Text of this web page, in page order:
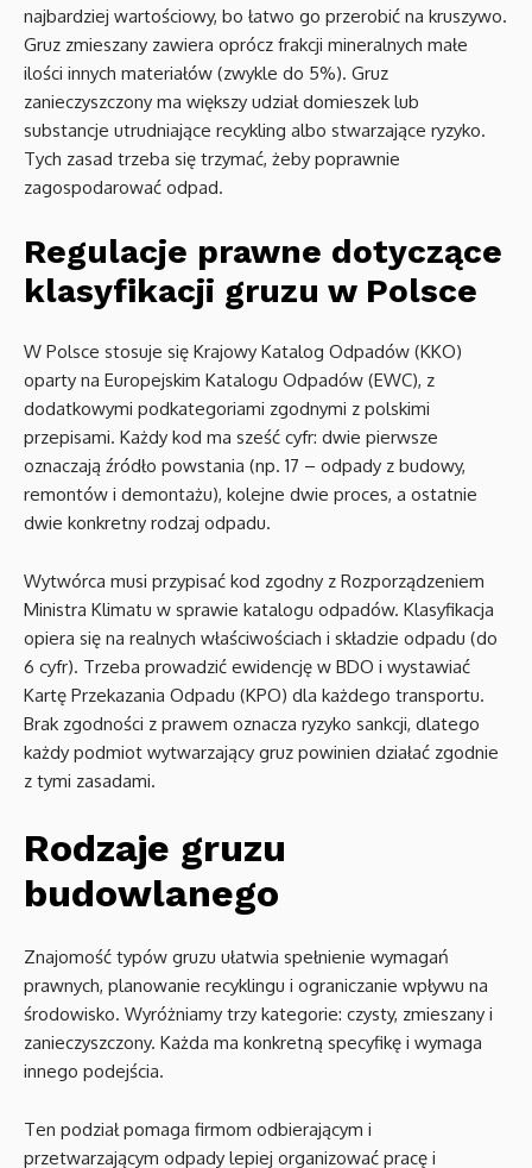
najbardziej wartościowy, bo łatwo go przerobić na kruszywo.
Gruz zmieszany zawiera oprócz frakcji mineralnych małe
ilości innych materiałów (zwykle do 5%). Gruz
zanieczyszczony ma większy udział domieszek lub
substancje utrudniające recykling albo stwarzające ryzyko.
Tych zasad trzeba się trzymać, żeby poprawnie
zagospodarować odpad.
Regulacje prawne dotyczące
klasyfikacji gruzu w Polsce
W Polsce stosuje się Krajowy Katalog Odpadów (KKO)
oparty na Europejskim Katalogu Odpadów (EWC), z
dodatkowymi podkategoriami zgodnymi z polskimi
przepisami. Każdy kod ma sześć cyfr: dwie pierwsze
oznaczają źródło powstania (np. 17 – odpady z budowy,
remontów i demontażu), kolejne dwie proces, a ostatnie
dwie konkretny rodzaj odpadu.
Wytwórca musi przypisać kod zgodny z Rozporządzeniem
Ministra Klimatu w sprawie katalogu odpadów. Klasyfikacja
opiera się na realnych właściwościach i składzie odpadu (do
6 cyfr). Trzeba prowadzić ewidencję w BDO i wystawiać
Kartę Przekazania Odpadu (KPO) dla każdego transportu.
Brak zgodności z prawem oznacza ryzyko sankcji, dlatego
każdy podmiot wytwarzający gruz powinien działać zgodnie
z tymi zasadami.
Rodzaje gruzu
budowlanego
Znajomość typów gruzu ułatwia spełnienie wymagań
prawnych, planowanie recyklingu i ograniczanie wpływu na
środowisko. Wyróżniamy trzy kategorie: czysty, zmieszany i
zanieczyszczony. Każda ma konkretną specyfikę i wymaga
innego podejścia.
Ten podział pomaga firmom odbierającym i
przetwarzającym odpady lepiej organizować pracę i